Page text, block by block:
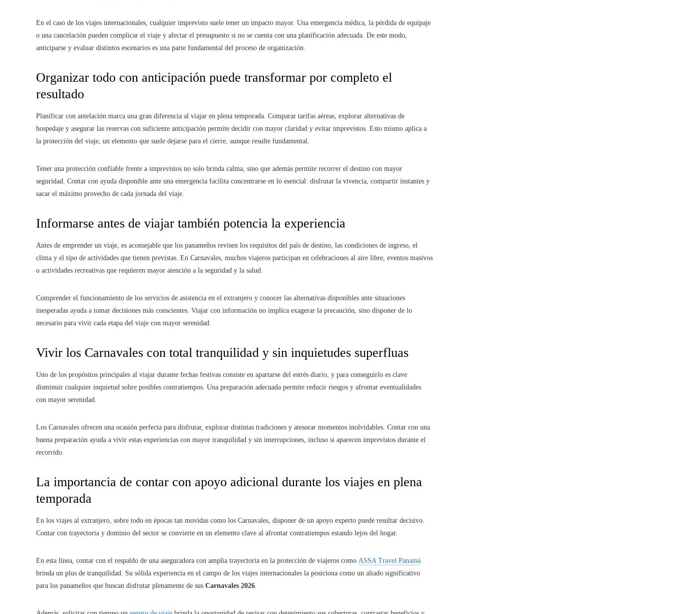
En el caso de los viajes internacionales, cualquier imprevisto suele tener un impacto mayor. Una emergencia médica, la pérdida de equipaje
o una cancelación pueden complicar el viaje y afectar el presupuesto si no se cuenta con una planificación adecuada. De este modo,
anticiparse y evaluar distintos escenarios es una parte fundamental del proceso de organización.
Organizar todo con anticipación puede transformar por completo el
resultado
Planificar con antelación marca una gran diferencia al viajar en plena temporada. Comparar tarifas aéreas, explorar alternativas de
hospedaje y asegurar las reservas con suficiente anticipación permite decidir con mayor claridad y evitar imprevistos. Esto mismo aplica a
la protección del viaje, un elemento que suele dejarse para el cierre, aunque resulte fundamental.
Tener una protección confiable frente a imprevistos no solo brinda calma, sino que además permite recorrer el destino con mayor
seguridad. Contar con ayuda disponible ante una emergencia facilita concentrarse en lo esencial: disfrutar la vivencia, compartir instantes y
sacar el máximo provecho de cada jornada del viaje.
Informarse antes de viajar también potencia la experiencia
Antes de emprender un viaje, es aconsejable que los panameños revisen los requisitos del país de destino, las condiciones de ingreso, el
clima y el tipo de actividades que tienen previstas. En Carnavales, muchos viajeros participan en celebraciones al aire libre, eventos masivos
o actividades recreativas que requieren mayor atención a la seguridad y la salud.
Comprender el funcionamiento de los servicios de asistencia en el extranjero y conocer las alternativas disponibles ante situaciones
inesperadas ayuda a tomar decisiones más conscientes. Viajar con información no implica exagerar la precaución, sino disponer de lo
necesario para vivir cada etapa del viaje con mayor serenidad.
Vivir los Carnavales con total tranquilidad y sin inquietudes superfluas
Uno de los propósitos principales al viajar durante fechas festivas consiste en apartarse del estrés diario, y para conseguirlo es clave
disminuir cualquier inquietud sobre posibles contratiempos. Una preparación adecuada permite reducir riesgos y afrontar eventualidades
con mayor serenidad.
Los Carnavales ofrecen una ocasión perfecta para disfrutar, explorar distintas tradiciones y atesorar momentos inolvidables. Contar con una
buena preparación ayuda a vivir estas experiencias con mayor tranquilidad y sin interrupciones, incluso si aparecen imprevistos durante el
recorrido.
La importancia de contar con apoyo adicional durante los viajes en plena
temporada
En los viajes al extranjero, sobre todo en épocas tan movidas como los Carnavales, disponer de un apoyo experto puede resultar decisivo.
Contar con trayectoria y dominio del sector se convierte en un elemento clave al afrontar contratiempos estando lejos del hogar.
En esta línea, contar con el respaldo de una aseguradora con amplia trayectoria en la protección de viajeros como ASSA Travel Panamá
brinda un plus de tranquilidad. Su sólida experiencia en el campo de los viajes internacionales la posiciona como un aliado significativo
para los panameños que buscan disfrutar plenamente de sus Carnavales 2026.